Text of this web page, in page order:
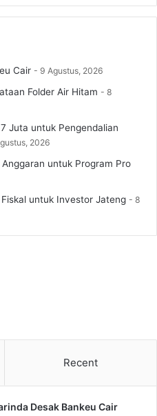
Cair 9 Agustus, 2026
Folder Air Hitam
8
Juta untuk Pengendalian
2026
untuk Program Pro
untuk Investor Jateng
8
Recent
Desak Bankeu Cair